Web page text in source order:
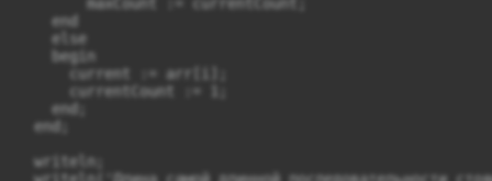
    end
    else
    begin
      current := arr[i];
      currentCount := 1;
    end;
  end;
  writeln;